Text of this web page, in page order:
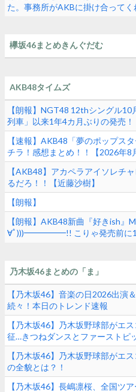
た。事務所がAKBに掛け合ってく
欅坂46まとめきんぐだむ
AKB48タイムズ
【朗報】NGT48 12thシングル
列車」以来1年4カ月ぶりの発売！
【速報】AKB48「夢のポップス
チラ！感想まとめ！！【2026年8
【AKB48】アカペラアイソレチ
るだろ！！【近藤沙樹】
【朗報】
【朗報】AKB48新曲『好きish
∀ﾟ)))━━━━━!! こりゃ発売前に
乃木坂46まとめの「ま」
【乃木坂46】音楽の日2026出演
続々！本日のトレンド速報
【乃木坂46】乃木坂野球部がエ
征…きつねダンスとファーストピ
【乃木坂46】乃木坂野球部がエ
の全貌とは？！
【乃木坂46】長嶋凛桜、全国ツ